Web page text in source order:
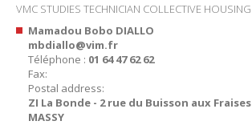
VMC STUDIES TECHNICIAN COLLECTIVE HOUSING
Mamadou Bobo DIALLO
mbdiallo@vim.fr
Téléphone : 01 64 47 62 62
Fax:
Postal address:
ZI La Bonde - 2 rue du Buisson aux Fraises
MASSY